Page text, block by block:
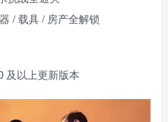
/ 载具 / 房产全解锁
及以上更新版本